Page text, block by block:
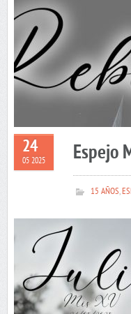
24
05 2025 Espejo
15 AÑOS,